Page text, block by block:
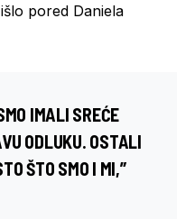
pored Daniela
IMALI SREĆE
ODLUKU. OSTALI
ŠTO SMO I MI,”